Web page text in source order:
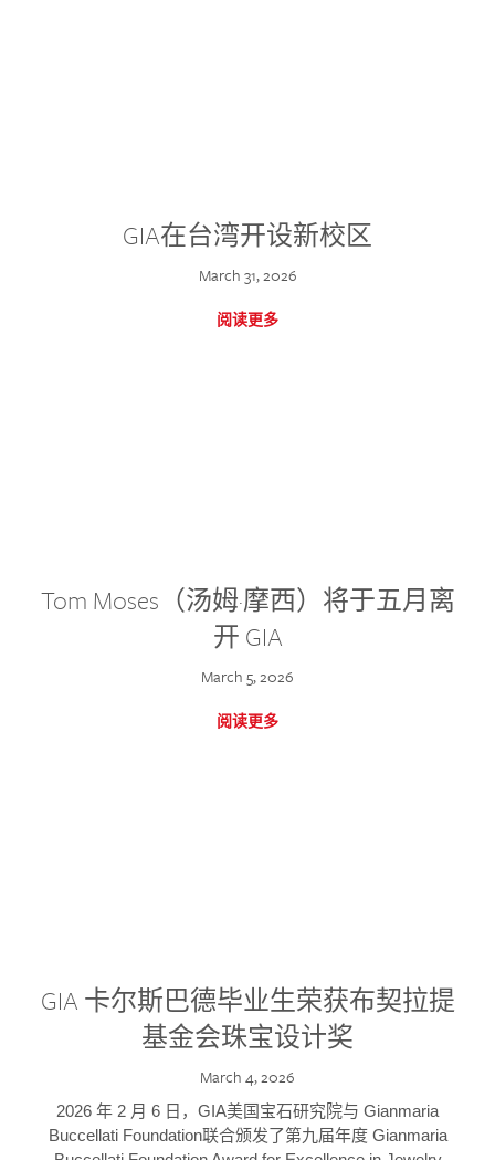
GIA在台湾开设新校区
March 31, 2026
阅读更多
Tom Moses（汤姆·摩西）将于五月离
开 GIA
March 5, 2026
阅读更多
GIA 卡尔斯巴德毕业生荣获布契拉提
基金会珠宝设计奖
March 4, 2026
2026 年 2 月 6 日，GIA美国宝石研究院与 Gianmaria
Buccellati Foundation联合颁发了第九届年度 Gianmaria